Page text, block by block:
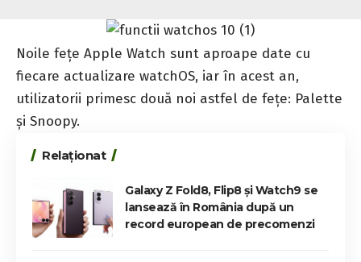
Noile fețe Apple Watch sunt aproape date cu
fiecare actualizare watchOS, iar în acest an,
utilizatorii primesc două noi astfel de fețe: Palette
și Snoopy.
Relaționat
Galaxy Z Fold8, Flip8 și Watch9 se
lansează în România după un
record european de precomenzi